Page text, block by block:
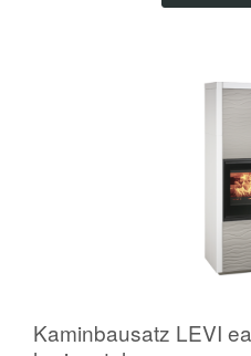
Kaminbausatz LEVI